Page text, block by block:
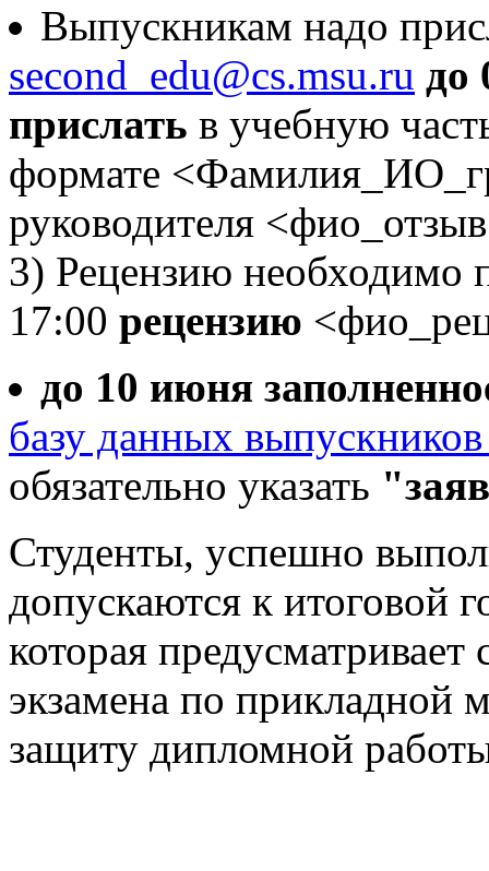
Выпускникам надо
second_edu@cs.msu.ru до
прислать в учебную
формате
руководителя
3) Рецензию необходимо
17:00 рецензию
до 10 июня
базу данных
обязательно указать
Студенты, успешно
допускаются к итоговой
которая предусматривает
экзамена по прикладной
защиту дипломной